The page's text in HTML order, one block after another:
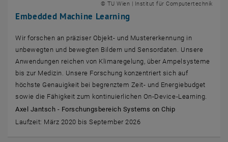
Embedded Machine Learning
© TU Wien | Institut für Computertechnik
Wir forschen an präziser Objekt- und Mustererkennung in
unbewegten und bewegten Bildern und Sensordaten. Unsere
Anwendungen reichen von Klimaregelung, über Ampelsysteme
bis zur Medizin. Unsere Forschung konzentriert sich auf
höchste Genauigkeit bei begrenztem Zeit- und Energiebudget
sowie die Fähigkeit zum kontinuierlichen On-Device-Learning.
Axel Jantsch - Forschungsbereich Systems on Chip
Laufzeit: März 2020 bis September 2026